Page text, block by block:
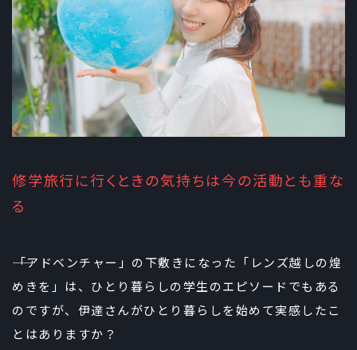
修学旅行に行くときの気持ちは今の活動とも重な
る
――「アドベンチャー」の下敷きになった「レンズ越しの煌
めきを」は、ひとり暮らしの学生のエピソードでもある
のですが、伊達さんがひとり暮らしを始めて実感したこ
とはありますか？